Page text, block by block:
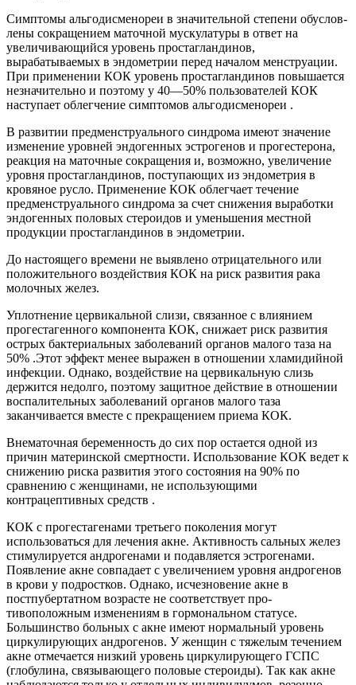
Симптомы альгодисменореи в значительной степени обуслов­
лены сокращением маточной мускулатуры в ответ на
увеличиваю­щийся уровень простагландинов,
вырабатываемых в эндометрии перед началом менструации.
При применении КОК уровень про­стагландинов повышается
незначительно и поэтому у 40—50% пользователей КОК
наступает облегчение симптомов альгодисме­нореи .
В развитии предменструального синдрома имеют значение
изменение уровней эндогенных эстрогенов и прогестерона,
реакция на маточные сокращения и, возможно, увеличение
уровня простаг­ландинов, поступающих из эндометрия в
кровяное русло. Примене­ние КОК облегчает течение
предменструального синдрома за счет снижения выработки
эндогенных половых стероидов и уменьше­ния местной
продукции простагландинов в эндометрии.
До настоящего времени не выявлено отрица­тельного или
положительного воздействия КОК на риск развития рака
молочных желез.
Уплотнение цервикальной слизи, связанное с влиянием
прогестагенного компонента КОК, снижает риск развития
острых бакте­риальных заболеваний органов малого таза на
50% .Этот эффект менее выражен в отношении хламидийной
инфекции. Однако, воздействие на цервикальную слизь
держится недолго, поэтому защитное действие в отношении
воспа­лительных заболеваний органов малого таза
заканчивается вместе с прекращением приема КОК.
Внематочная беременность до сих пор остается одной из
причин материнской смертности. Использование КОК ведет к
снижению риска развития этого состояния на 90% по
сравнению с женщинами, не использующими
контрацептивных средств .
КОК с прогестагенами третьего поколения могут
использовать­ся для лечения акне. Активность сальных желез
стимулируется андрогенами и подавляется эстрогенами.
Появление акне совпадает с увеличением уровня андрогенов
в крови у подростков. Однако, ис­чезновение акне в
постпубертатном возрасте не соответствует про­
тивоположным изменениям в гормональном статусе.
Большинство больных с акне имеют нормальный уровень
циркулирующих андро­генов. У женщин с тяжелым течением
акне отмечается низкий уро­вень циркулирующего ГСПС
(глобулина, связывающего половые стероиды). Так как акне